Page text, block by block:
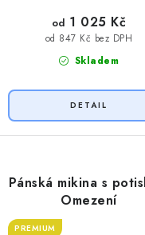
Skladem
od 847 Kč bez DPH
od 1 025 Kč
Pánská mikina s
Omezení
PREMIUM